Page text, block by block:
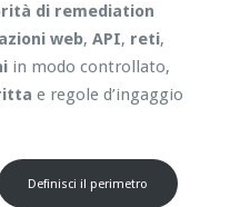
di remediation
web, API, reti,
in modo controllato,
e regole d’ingaggio
Definisci il perimetro